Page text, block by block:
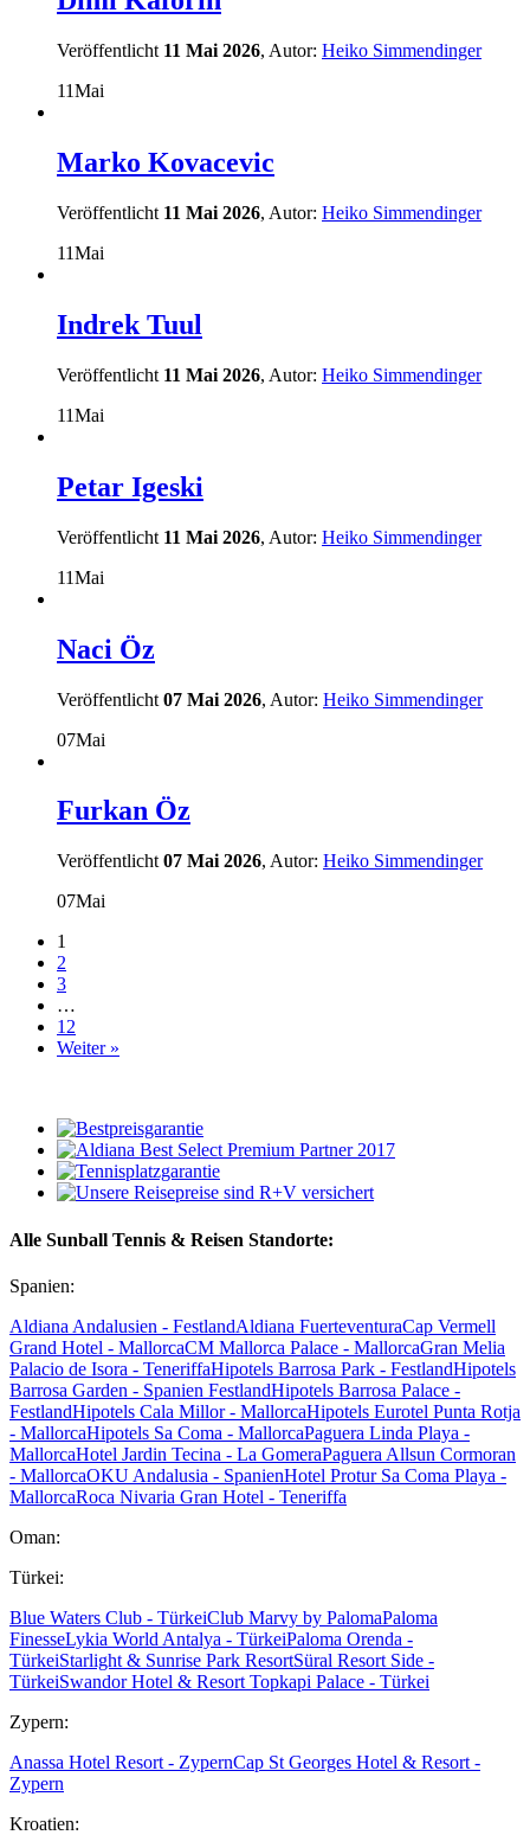
Veröffentlicht 11 Mai 2026, Autor: Heiko Simmendinger
11Mai
Marko Kovacevic
Veröffentlicht 11 Mai 2026, Autor: Heiko Simmendinger
11Mai
Indrek Tuul
Veröffentlicht 11 Mai 2026, Autor: Heiko Simmendinger
11Mai
Petar Igeski
Veröffentlicht 11 Mai 2026, Autor: Heiko Simmendinger
11Mai
Naci Öz
Veröffentlicht 07 Mai 2026, Autor: Heiko Simmendinger
07Mai
Furkan Öz
Veröffentlicht 07 Mai 2026, Autor: Heiko Simmendinger
07Mai
1
2
3
…
12
Weiter »
Alle Sunball Tennis & Reisen Standorte:
Spanien:
Aldiana Andalusien - FestlandAldiana FuerteventuraCap Vermell
Grand Hotel - MallorcaCM Mallorca Palace - MallorcaGran Melia
Palacio de Isora - TeneriffaHipotels Barrosa Park - FestlandHipotels
Barrosa Garden - Spanien FestlandHipotels Barrosa Palace -
FestlandHipotels Cala Millor - MallorcaHipotels Eurotel Punta Rotja
- MallorcaHipotels Sa Coma - MallorcaPaguera Linda Playa -
MallorcaHotel Jardin Tecina - La GomeraPaguera Allsun Cormoran
- MallorcaOKU Andalusia - SpanienHotel Protur Sa Coma Playa -
MallorcaRoca Nivaria Gran Hotel - Teneriffa
Oman:
Türkei:
Blue Waters Club - TürkeiClub Marvy by PalomaPaloma
FinesseLykia World Antalya - TürkeiPaloma Orenda -
TürkeiStarlight & Sunrise Park ResortSüral Resort Side -
TürkeiSwandor Hotel & Resort Topkapi Palace - Türkei
Zypern:
Anassa Hotel Resort - ZypernCap St Georges Hotel & Resort -
Zypern
Kroatien: